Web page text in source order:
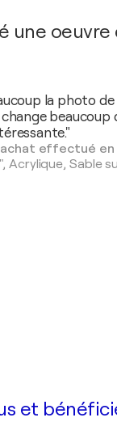
une
la photo de
change
effectué en
Acrylique, Sable
et